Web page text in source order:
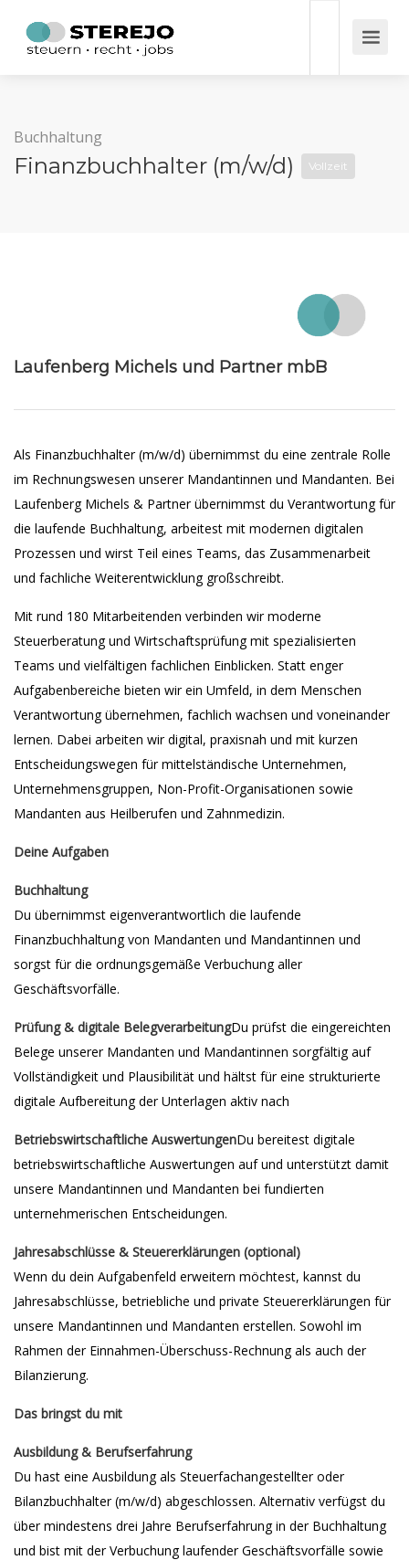
Buchhaltung
Finanzbuchhalter (m/w/d) Vollzeit
Laufenberg Michels und Partner mbB
Als Finanzbuchhalter (m/w/d) übernimmst du eine zentrale Rolle
im Rechnungswesen unserer Mandantinnen und Mandanten. Bei
Laufenberg Michels & Partner übernimmst du Verantwortung für
die laufende Buchhaltung, arbeitest mit modernen digitalen
Prozessen und wirst Teil eines Teams, das Zusammenarbeit
und fachliche Weiterentwicklung großschreibt.
Mit rund 180 Mitarbeitenden verbinden wir moderne
Steuerberatung und Wirtschaftsprüfung mit spezialisierten
Teams und vielfältigen fachlichen Einblicken. Statt enger
Aufgabenbereiche bieten wir ein Umfeld, in dem Menschen
Verantwortung übernehmen, fachlich wachsen und voneinander
lernen. Dabei arbeiten wir digital, praxisnah und mit kurzen
Entscheidungswegen für mittelständische Unternehmen,
Unternehmensgruppen, Non-Profit-Organisationen sowie
Mandanten aus Heilberufen und Zahnmedizin.
Deine Aufgaben
Buchhaltung
Du übernimmst eigenverantwortlich die laufende
Finanzbuchhaltung von Mandanten und Mandantinnen und
sorgst für die ordnungsgemäße Verbuchung aller
Geschäftsvorfälle.
Prüfung & digitale BelegverarbeitungDu prüfst die eingereichten
Belege unserer Mandanten und Mandantinnen sorgfältig auf
Vollständigkeit und Plausibilität und hältst für eine strukturierte
digitale Aufbereitung der Unterlagen aktiv nach
Betriebswirtschaftliche AuswertungenDu bereitest digitale
betriebswirtschaftliche Auswertungen auf und unterstützt damit
unsere Mandantinnen und Mandanten bei fundierten
unternehmerischen Entscheidungen.
Jahresabschlüsse & Steuererklärungen (optional)
Wenn du dein Aufgabenfeld erweitern möchtest, kannst du
Jahresabschlüsse, betriebliche und private Steuererklärungen für
unsere Mandantinnen und Mandanten erstellen. Sowohl im
Rahmen der Einnahmen-Überschuss-Rechnung als auch der
Bilanzierung.
Das bringst du mit
Ausbildung & Berufserfahrung
Du hast eine Ausbildung als Steuerfachangestellter oder
Bilanzbuchhalter (m/w/d) abgeschlossen. Alternativ verfügst du
über mindestens drei Jahre Berufserfahrung in der Buchhaltung
und bist mit der Verbuchung laufender Geschäftsvorfälle sowie